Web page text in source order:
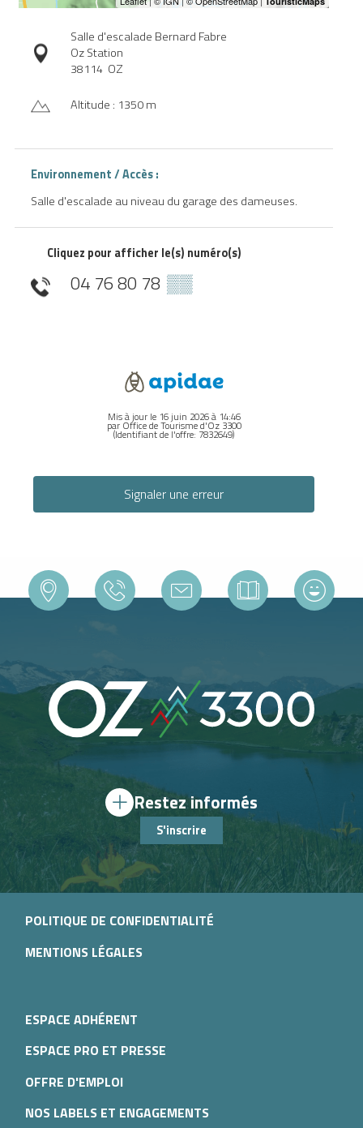
Salle d'escalade Bernard Fabre
Oz Station
38114 OZ
Altitude : 1350 m
Environnement / Accès :
Salle d'escalade au niveau du garage des dameuses.
Cliquez pour afficher le(s) numéro(s)
04 76 80 78 ▒▒
Mis à jour le 16 juin 2026 à 14:46
par Office de Tourisme d'Oz 3300
(Identifiant de l'offre: 7832649)
Signaler une erreur
Restez informés
S'inscrire
POLITIQUE DE CONFIDENTIALITÉ
MENTIONS LÉGALES
ESPACE ADHÉRENT
ESPACE PRO ET PRESSE
OFFRE D'EMPLOI
NOS LABELS ET ENGAGEMENTS